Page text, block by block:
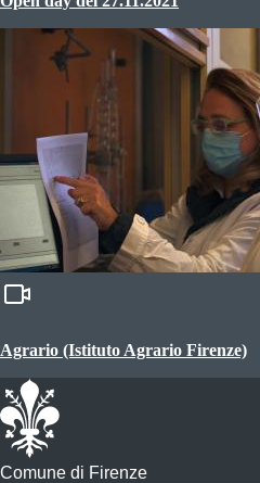
Agrario (Istituto Agrario Firenze)
Comune di Firenze